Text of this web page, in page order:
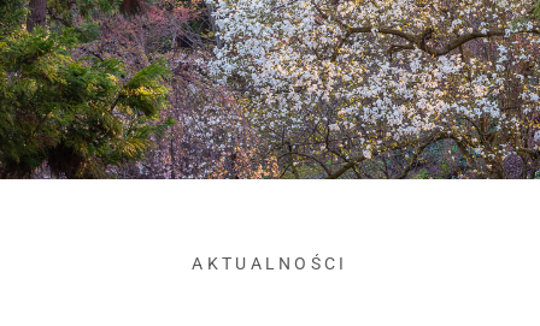
AKTUALNOŚCI